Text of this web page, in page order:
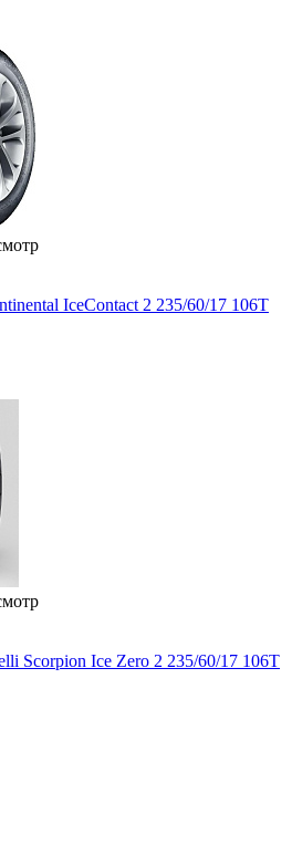
IceContact 2 235/60/17 106T
Scorpion Ice Zero 2 235/60/17 106T